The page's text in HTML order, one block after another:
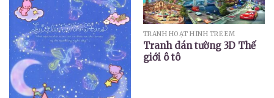
TRANH HOẠT HÌNH TRẺ EM
Tranh dán tường 3D Thế
giới ô tô